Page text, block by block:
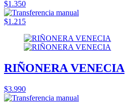
$1.350
$1.215
RIÑONERA VENECIA
$3.990